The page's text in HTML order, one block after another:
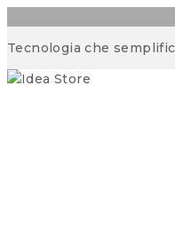
to
content
Tecnologia che